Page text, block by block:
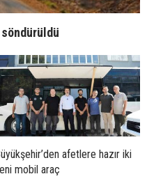
söndürüldü
afetlere hazır iki
mobil araç